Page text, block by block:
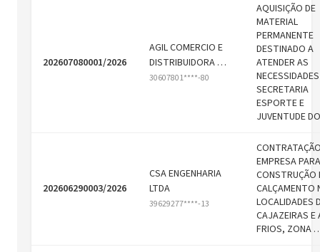
202607080001/2026
AGIL COMERCIO E
DISTRIBUIDORA …
30607801****-80
AQUISIÇÃO DE
MATERIAL
PERMANENTE
DESTINADO A
ATENDER AS
SECRETARIA
ESPORTE E
JUVENTUDE
202606290003/2026
CSA ENGENHARIA
LTDA
39629277****-13
EMPRESA PARA
CONSTRUÇÃO
CALÇAMENTO
LOCALIDADES
CAJAZEIRAS E
FRIOS, ZONA